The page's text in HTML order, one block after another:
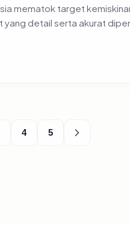
mematok target
detail serta akurat
4 5